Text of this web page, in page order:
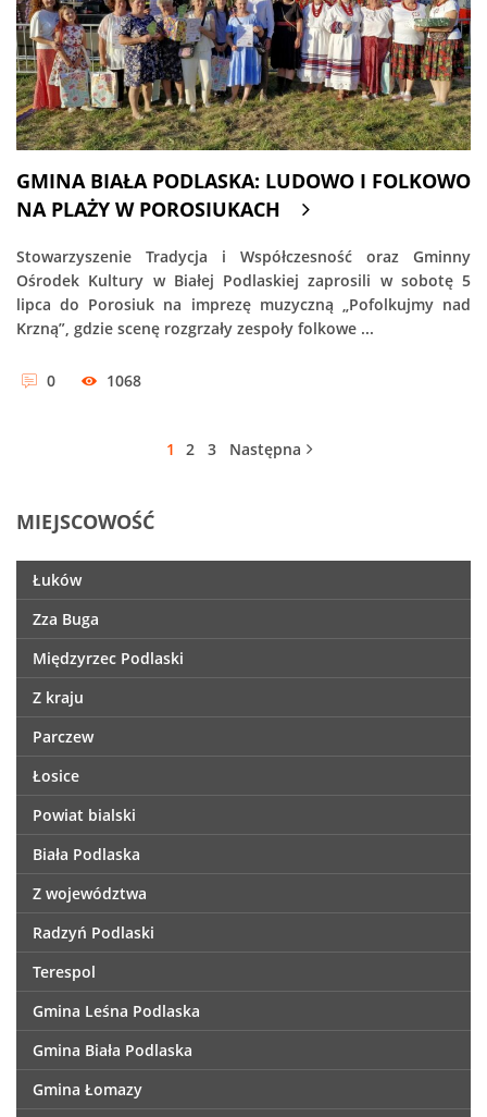
GMINA BIAŁA PODLASKA: LUDOWO I FOLKOWO
NA PLAŻY W POROSIUKACH
Stowarzyszenie Tradycja i Współczesność oraz Gminny
Ośrodek Kultury w Białej Podlaskiej zaprosili w sobotę 5
lipca do Porosiuk na imprezę muzyczną „Pofolkujmy nad
Krzną”, gdzie scenę rozgrzały zespoły folkowe ...
0 1068
1 2 3 Następna
MIEJSCOWOŚĆ
Łuków
Zza Buga
Międzyrzec Podlaski
Z kraju
Parczew
Łosice
Powiat bialski
Biała Podlaska
Z województwa
Radzyń Podlaski
Terespol
Gmina Leśna Podlaska
Gmina Biała Podlaska
Gmina Łomazy